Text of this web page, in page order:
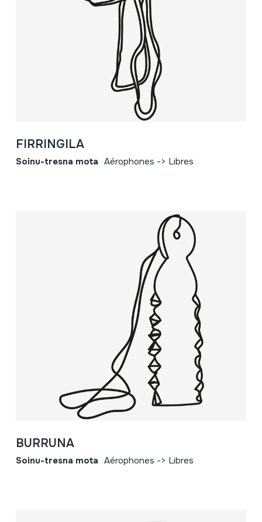
FIRRINGILA
Soinu-tresna mota Aérophones -> Libres
BURRUNA
Soinu-tresna mota Aérophones -> Libres